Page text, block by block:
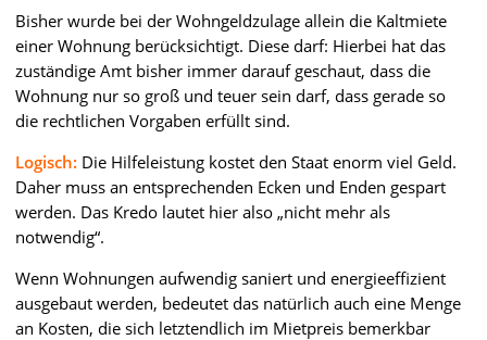
Bisher wurde bei der Wohngeldzulage allein die Kaltmiete
einer Wohnung berücksichtigt. Diese darf: Hierbei hat das
zuständige Amt bisher immer darauf geschaut, dass die
Wohnung nur so groß und teuer sein darf, dass gerade so
die rechtlichen Vorgaben erfüllt sind.
Logisch: Die Hilfeleistung kostet den Staat enorm viel Geld.
Daher muss an entsprechenden Ecken und Enden gespart
werden. Das Kredo lautet hier also „nicht mehr als
notwendig“.
Wenn Wohnungen aufwendig saniert und energieeffizient
ausgebaut werden, bedeutet das natürlich auch eine Menge
an Kosten, die sich letztendlich im Mietpreis bemerkbar